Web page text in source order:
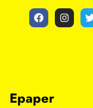
Epaper